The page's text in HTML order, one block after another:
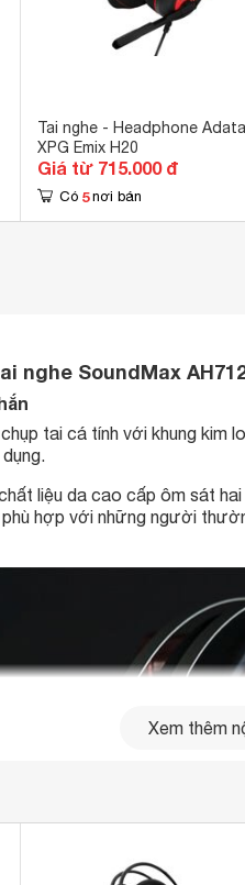
Tai nghe - Headphone Adata
XPG Emix H20
Giá từ 715.000 đ
Có 5 nơi bán
nghe SoundMax
tai cá tính với khung
liệu da cao cấp ôm sát
hợp với những người
Xem thêm